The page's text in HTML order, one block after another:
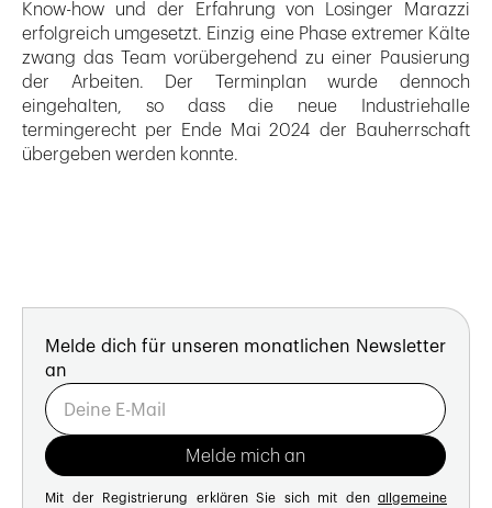
Know-how und der Erfahrung von Losinger Marazzi
erfolgreich umgesetzt. Einzig eine Phase extremer Kälte
zwang das Team vorübergehend zu einer Pausierung
der Arbeiten. Der Terminplan wurde dennoch
eingehalten, so dass die neue Industriehalle
termingerecht per Ende Mai 2024 der Bauherrschaft
übergeben werden konnte.
Melde dich für unseren monatlichen Newsletter
an
Mit der Registrierung erklären Sie sich mit den allgemeine